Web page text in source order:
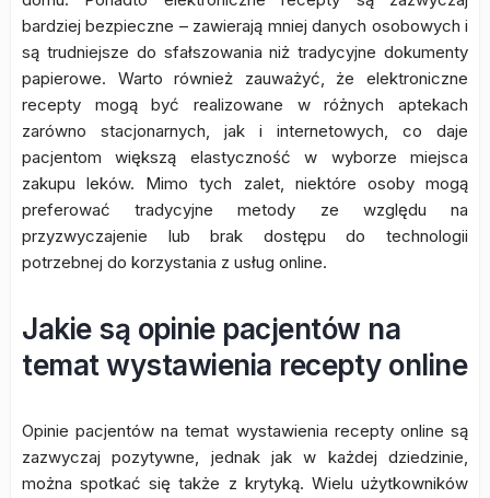
bardziej bezpieczne – zawierają mniej danych osobowych i
są trudniejsze do sfałszowania niż tradycyjne dokumenty
papierowe. Warto również zauważyć, że elektroniczne
recepty mogą być realizowane w różnych aptekach
zarówno stacjonarnych, jak i internetowych, co daje
pacjentom większą elastyczność w wyborze miejsca
zakupu leków. Mimo tych zalet, niektóre osoby mogą
preferować tradycyjne metody ze względu na
przyzwyczajenie lub brak dostępu do technologii
potrzebnej do korzystania z usług online.
Jakie są opinie pacjentów na
temat wystawienia recepty online
Opinie pacjentów na temat wystawienia recepty online są
zazwyczaj pozytywne, jednak jak w każdej dziedzinie,
można spotkać się także z krytyką. Wielu użytkowników